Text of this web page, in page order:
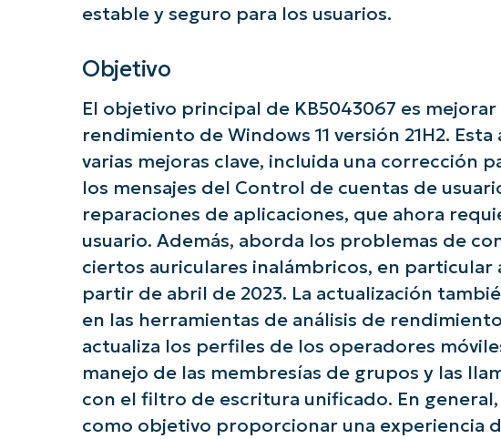
estable y seguro para los usuarios.
Objetivo
El objetivo principal de KB5043067 es
rendimiento de Windows 11 versión 21H2.
varias mejoras clave, incluida una corrección
los mensajes del Control de cuentas de
reparaciones de aplicaciones, que ahora
usuario. Además, aborda los problemas de
ciertos auriculares inalámbricos, en particular
partir de abril de 2023. La actualización
en las herramientas de análisis de
actualiza los perfiles de los operadores
manejo de las membresías de grupos y las
con el filtro de escritura unificado. En
como objetivo proporcionar una experiencia
¡Empiece con